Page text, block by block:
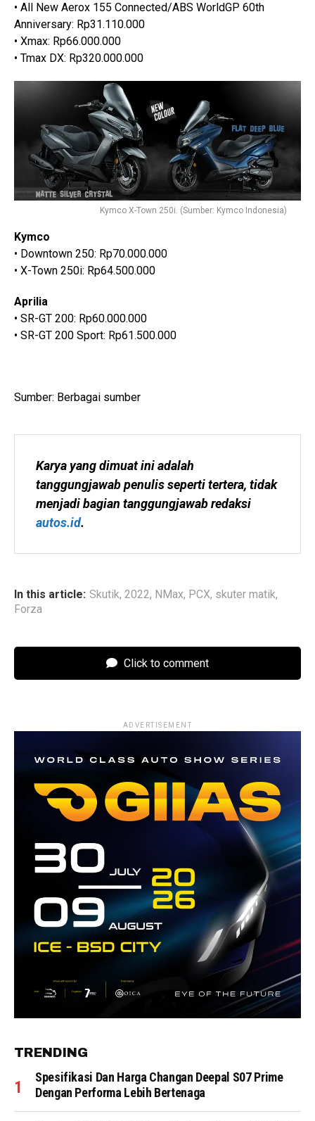
• All New Aerox 155 Connected/ABS WorldGP 60th
Anniversary: Rp31.110.000
• Xmax: Rp66.000.000
• Tmax DX: Rp320.000.000
Kymco X-Town 250i. (Sumber: Kymco Indonesia)
Kymco
• Downtown 250: Rp70.000.000
• X-Town 250i: Rp64.500.000
Aprilia
• SR-GT 200: Rp60.000.000
• SR-GT 200 Sport: Rp61.500.000
Sumber: Berbagai sumber
Karya yang dimuat ini adalah
tanggungjawab penulis seperti tertera, tidak
autos.id.
In this article: Skutik, 2022, NMax, PCX, skuter matik,
Forza
Click to comment
ADVERTISEMENT
TRENDING
Spesifikasi Dan Harga Changan Deepal S07 Prime
Dengan Performa Lebih Bertenaga